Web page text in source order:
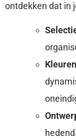
ontdekken dat in